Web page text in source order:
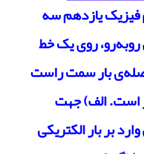
دوم فیزیک یازدهم سه
روی یک خط
بار سمت راست
است. الف) جهت
بر بار الکتریکی